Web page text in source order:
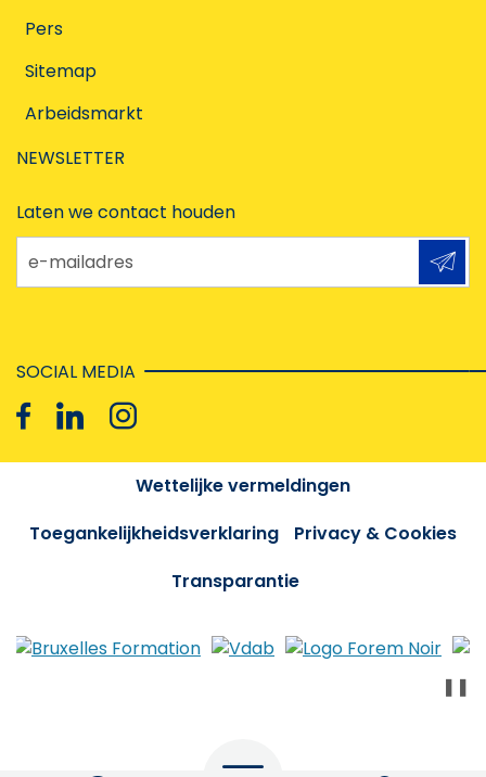
Pers
Sitemap
Arbeidsmarkt
NEWSLETTER
Laten we contact houden
e-mailadres
SOCIAL MEDIA
Wettelijke vermeldingen
Toegankelijkheidsverklaring
Privacy & Cookies
Transparantie
❚❚